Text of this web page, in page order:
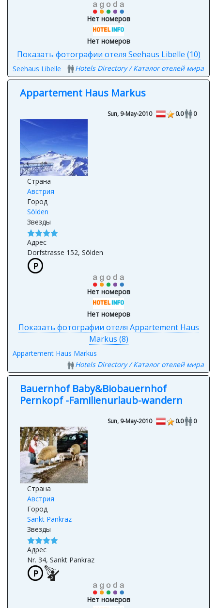
Нет номеров
Нет номеров
Показать фотографии отеля Seehaus Libelle (10)
Seehaus Libelle Hotels Directory / Каталог отелей мира
Appartement Haus Markus
Sun, 9-May-2010 0.0 0
Страна
Австрия
Город
Sölden
Звезды
Адрес
Dorfstrasse 152, Sölden
Нет номеров
Нет номеров
Показать фотографии отеля Appartement Haus
Markus (8)
Appartement Haus Markus
Hotels Directory / Каталог отелей мира
Bauernhof Baby&Biobauernhof
Pernkopf -Familienurlaub-wandern
Sun, 9-May-2010 0.0 0
Страна
Австрия
Город
Sankt Pankraz
Звезды
Адрес
Nr. 34, Sankt Pankraz
Нет номеров